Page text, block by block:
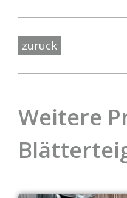
zurück
Weitere